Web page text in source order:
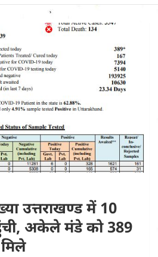
उत्तराखण्ड में 10
अकेले मंडे को 389